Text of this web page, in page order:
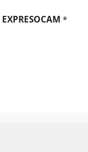
EXPRESOCAM *